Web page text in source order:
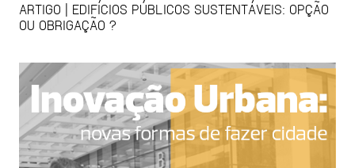
ARTIGO | EDIFÍCIOS PÚBLICOS SUSTENTÁVEIS: OPÇÃO
OU OBRIGAÇÃO ?